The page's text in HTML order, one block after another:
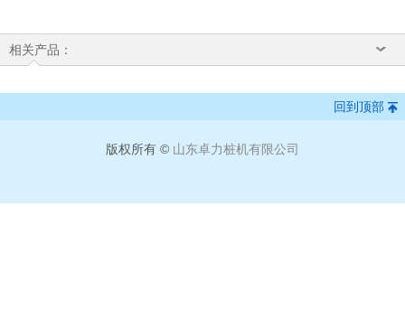
相关产品：
回到顶部
版权所有 © 山东卓力桩机有限公司